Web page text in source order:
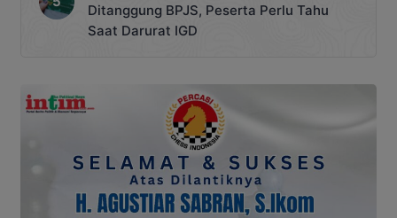
Ditanggung BPJS, Peserta Perlu Tahu
Saat Darurat IGD